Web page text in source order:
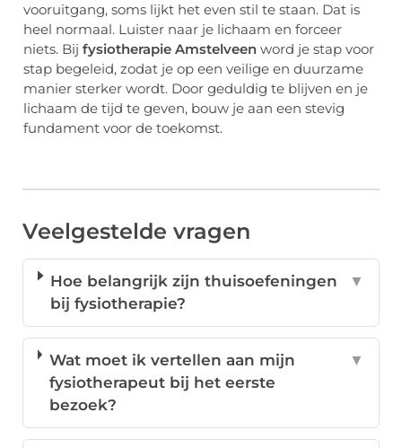
vooruitgang, soms lijkt het even stil te staan. Dat is
heel normaal. Luister naar je lichaam en forceer
niets. Bij fysiotherapie Amstelveen word je stap voor
stap begeleid, zodat je op een veilige en duurzame
manier sterker wordt. Door geduldig te blijven en je
lichaam de tijd te geven, bouw je aan een stevig
fundament voor de toekomst.
Veelgestelde vragen
Hoe belangrijk zijn thuisoefeningen
bij fysiotherapie?
▼
Wat moet ik vertellen aan mijn
fysiotherapeut bij het eerste
bezoek?
▼